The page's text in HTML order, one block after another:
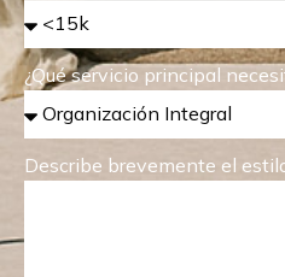
¿Qué servicio principal
Describe brevemente el